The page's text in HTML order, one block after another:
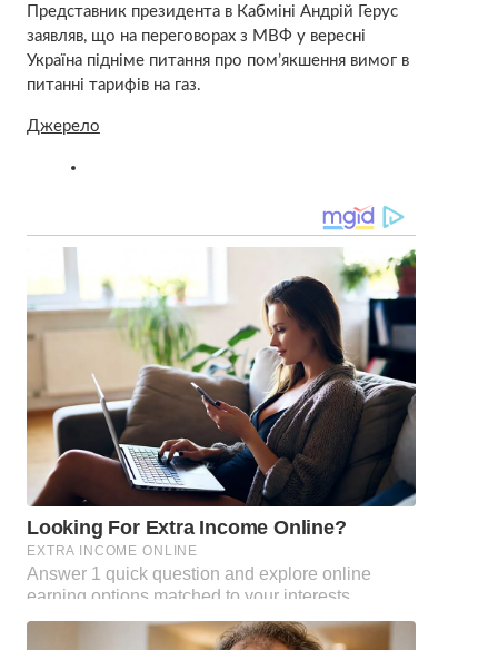
Представник президента в Кабміні Андрій Герус
заявляв, що на переговорах з МВФ у вересні
Україна підніме питання про пом’якшення вимог в
питанні тарифів на газ.
Джерело